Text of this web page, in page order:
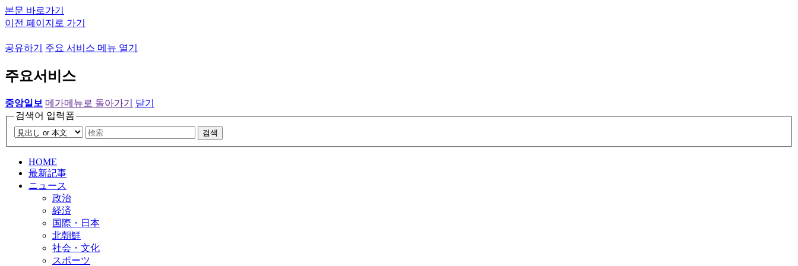
본문 바로가기
이전 페이지로 가기
공유하기 주요 서비스 메뉴 열기
주요서비스
중앙일보 메가메뉴로 돌아가기
닫기
검색어 입력폼
검색
HOME
最新記事
ニュース
政治
経済
国際・日本
北朝鮮
社会・文化
スポーツ